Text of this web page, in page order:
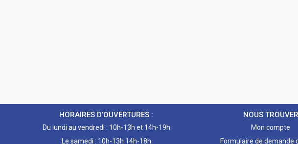
HORAIRES D’OUVERTURES :
Du lundi au vendredi : 10h-13h et 14h-19h
Le samedi : 10h-13h 14h-18h
NOUS TROUVER
Mon compte
Formulaire de demande